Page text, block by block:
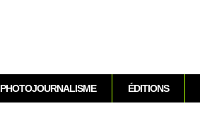
PHOTOJOURNALISME ÉDITIONS